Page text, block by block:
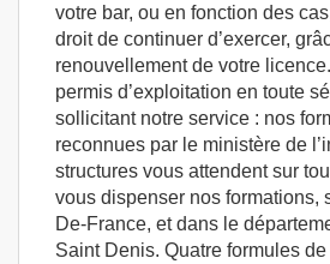
votre bar, ou en fonction des
droit de continuer d’exercer,
renouvellement de votre
permis d’exploitation en toute
sollicitant notre service : nos
reconnues par le ministère de
structures vous attendent sur
vous dispenser nos formations,
De-France, et dans le
Saint Denis. Quatre formules